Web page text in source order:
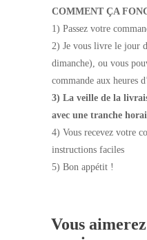
COMMENT ÇA
1) Passez votre
2) Je vous livre le jour
dimanche), ou vous
commande aux heures
3) La veille de la
avec une tranche
4) Vous recevez votre
instructions faciles
5) Bon appétit !
Vous